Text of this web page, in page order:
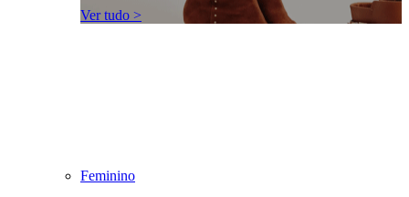
Ver tudo >
Feminino